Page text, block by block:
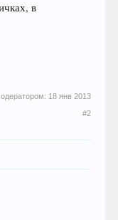
в
18 янв 2013
#2